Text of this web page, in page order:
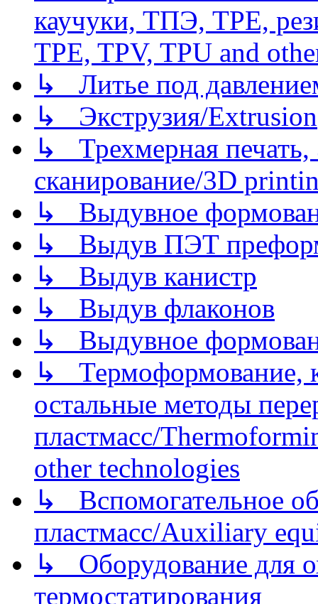
каучуки, ТПЭ, TPE,
TPE, TPV, TPU and
↳ Литье под
↳ Экструзия/Extrusion
↳ Трехмерная
сканирование/3D
↳ Выдувное
↳ Выдув ПЭТ
↳ Выдув канистр
↳ Выдув флаконов
↳ Выдувное
↳ Термоформование,
остальные методы
пластмасс/
other technologies
↳ Вспомогательное
пластмасс/Auxiliary
↳ Оборудование для
термостатирования